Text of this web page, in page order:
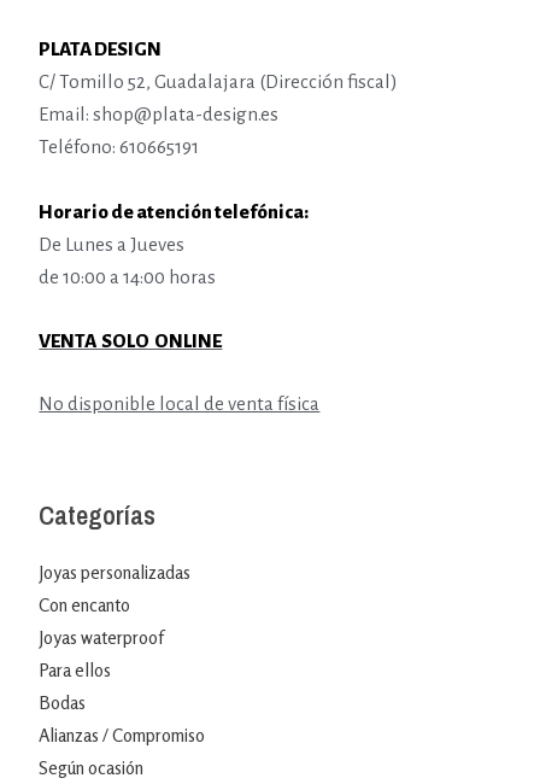
PLATA DESIGN
C/ Tomillo 52, Guadalajara (Dirección fiscal)
Email: shop@plata-design.es
Teléfono: 610665191
Horario de atención telefónica:
De Lunes a Jueves
de 10:00 a 14:00 horas
VENTA SOLO ONLINE
No disponible local de venta física
Categorías
Joyas personalizadas
Con encanto
Joyas waterproof
Para ellos
Bodas
Alianzas / Compromiso
Según ocasión